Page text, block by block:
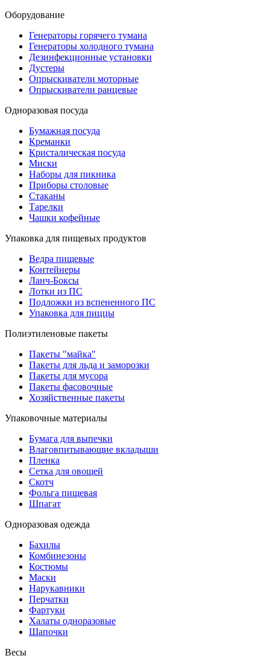
Оборудование
Генераторы горячего тумана
Генераторы холодного тумана
Дезинфекционные установки
Дустеры
Опрыскиватели моторные
Опрыскиватели ранцевые
Одноразовая посуда
Бумажная посуда
Креманки
Кристалическая посуда
Миски
Наборы для пикника
Приборы столовые
Стаканы
Тарелки
Чашки кофейные
Упаковка для пищевых продуктов
Ведра пищевые
Контейнеры
Ланч-Боксы
Лотки из ПС
Подложки из вспененного ПС
Упаковка для пиццы
Полиэтиленовые пакеты
Пакеты "майка"
Пакеты для льда и заморозки
Пакеты для мусора
Пакеты фасовочные
Хозяйственные пакеты
Упаковочные материалы
Бумага для выпечки
Влаговпитывающие вкладыши
Пленка
Сетка для овощей
Скотч
Фольга пищевая
Шпагат
Одноразовая одежда
Бахилы
Комбинезоны
Костюмы
Маски
Нарукавники
Перчатки
Фартуки
Халаты одноразовые
Шапочки
Весы